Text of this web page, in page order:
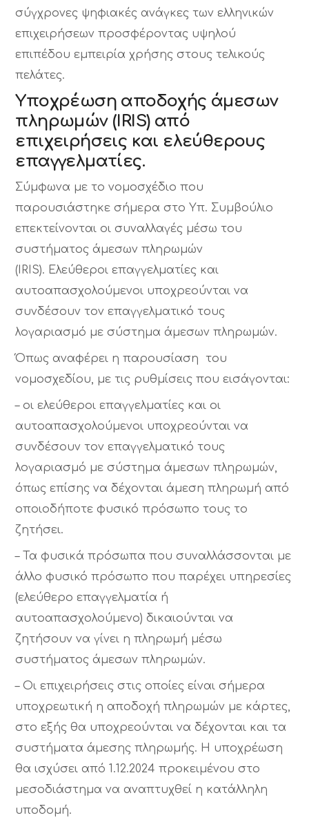
σύγχρονες ψηφιακές ανάγκες των ελληνικών
επιχειρήσεων προσφέροντας υψηλού
επιπέδου εμπειρία χρήσης στους τελικούς
πελάτες.
Υποχρέωση αποδοχής άμεσων
πληρωμών (IRIS) από
επιχειρήσεις και ελεύθερους
επαγγελματίες.
Σύμφωνα με το νομοσχέδιο που
παρουσιάστηκε σήμερα στο Υπ. Συμβούλιο
επεκτείνονται οι συναλλαγές μέσω του
συστήματος άμεσων πληρωμών
(IRIS). Ελεύθεροι επαγγελματίες και
αυτοαπασχολούμενοι υποχρεούνται να
συνδέσουν τον επαγγελματικό τους
λογαριασμό με σύστημα άμεσων πληρωμών.
Όπως αναφέρει η παρουσίαση του
νομοσχεδίου, με τις ρυθμίσεις που εισάγονται:
– οι ελεύθεροι επαγγελματίες και οι
αυτοαπασχολούμενοι υποχρεούνται να
συνδέσουν τον επαγγελματικό τους
λογαριασμό με σύστημα άμεσων πληρωμών,
όπως επίσης να δέχονται άμεση πληρωμή από
οποιοδήποτε φυσικό πρόσωπο τους το
ζητήσει.
– Τα φυσικά πρόσωπα που συναλλάσσονται με
άλλο φυσικό πρόσωπο που παρέχει υπηρεσίες
(ελεύθερο επαγγελματία ή
αυτοαπασχολούμενο) δικαιούνται να
ζητήσουν να γίνει η πληρωμή μέσω
συστήματος άμεσων πληρωμών.
– Οι επιχειρήσεις στις οποίες είναι σήμερα
υποχρεωτική η αποδοχή πληρωμών με κάρτες,
στο εξής θα υποχρεούνται να δέχονται και τα
συστήματα άμεσης πληρωμής. Η υποχρέωση
θα ισχύσει από 1.12.2024 προκειμένου στο
μεσοδιάστημα να αναπτυχθεί η κατάλληλη
υποδομή.